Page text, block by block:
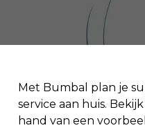
Met Bumbal plan je
service aan huis.
hand van een